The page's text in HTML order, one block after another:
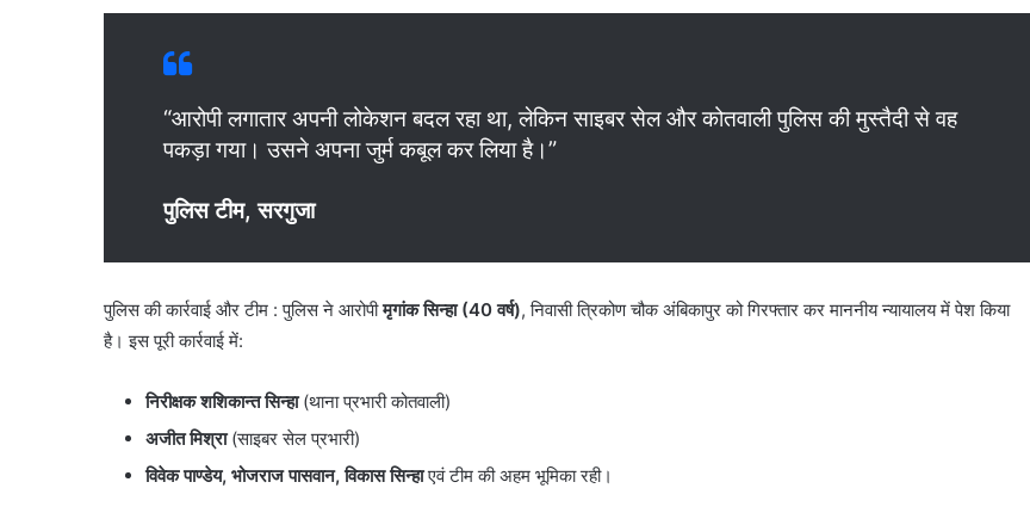
“आरोपी लगातार अपनी लोकेशन बदल रहा था, लेकिन साइबर सेल और कोतवाली पुलिस की मुस्तैदी से वह
पकड़ा गया। उसने अपना जुर्म कबूल कर लिया है।”
पुलिस टीम, सरगुजा
पुलिस की कार्रवाई और टीम : पुलिस ने आरोपीमृगांक सिन्हा (40 वर्ष), निवासी त्रिकोण चौक अंबिकापुर को गिरफ्तार कर माननीय न्यायालय में पेश किया
है। इस पूरी कार्रवाई में:
निरीक्षक शशिकान्त सिन्हा(थाना प्रभारी कोतवाली)
अजीत मिश्रा(साइबर सेल प्रभारी)
विवेक पाण्डेय, भोजराज पासवान, विकास सिन्हाएवं टीम की अहम भूमिका रही।